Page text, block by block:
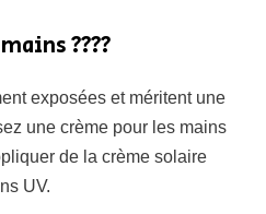
????
exposées et méritent une
une crème pour les mains
de la crème solaire
UV.